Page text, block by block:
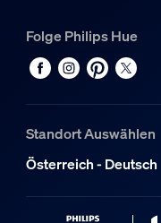
Sonstiges
Sonstiges
Packmaße
Folge Philips Hue
Standort Auswählen
Österreich - Deutsch